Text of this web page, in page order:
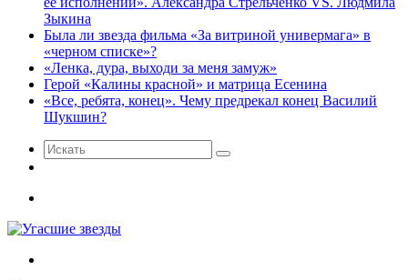
Зыкина
Была ли звезда фильма «За витриной универмага» в
«черном списке»?
«Ленка, дура, выходи за меня замуж»
Герой «Калины красной» и матрица Есенина
«Все, ребята, конец». Чему предрекал конец Василий
Шукшин?
Искать